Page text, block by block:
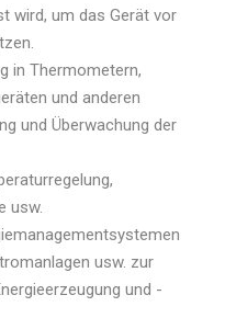
wird, um das Gerät vor
in Thermometern,
und anderen
und Überwachung der
usw.
usw. zur
und -